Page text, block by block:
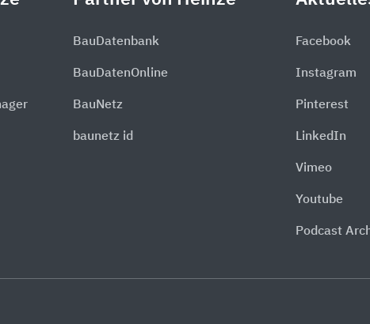
BauDatenbank
BauDatenOnline
BauNetz
baunetz id
Facebook
Instagram
Pinterest
LinkedIn
Vimeo
Youtube
Podcast